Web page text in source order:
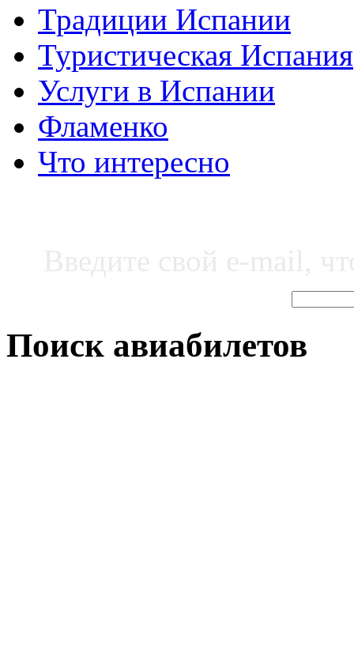
Традиции Испании
Туристическая Испания
Услуги в Испании
Фламенко
Что интересно
Поиск авиабилетов